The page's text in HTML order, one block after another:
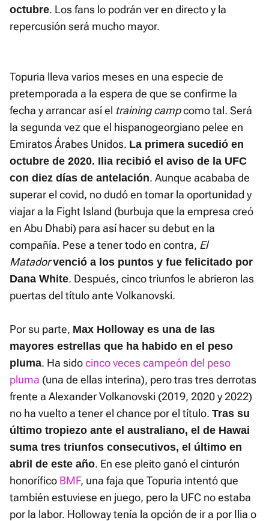
octubre. Los fans lo podrán ver en directo y la
repercusión será mucho mayor.
Topuria lleva varios meses en una especie de
pretemporada a la espera de que se confirme la
fecha y arrancar así el training campcomo tal. Será
la segunda vez que el hispanogeorgiano pelee en
Emiratos Árabes Unidos. La primera sucedió en
octubre de 2020. Ilia recibió el aviso de la UFC
con diez días de antelación. Aunque acababa de
superar el covid, no dudó en tomar la oportunidad y
viajar a la Fight Island (burbuja que la empresa creó
en Abu Dhabi) para así hacer su debut en la
compañía. Pese a tener todo en contra, El
Matador venció a los puntos y fue felicitado por
Dana White. Después, cinco triunfos le abrieron las
puertas del título ante Volkanovski.
Por su parte, Max Holloway es una de las
mayores estrellas que ha habido en el peso
pluma. Ha sidocinco veces campeón del peso
pluma (una de ellas interina), pero tras tres derrotas
frente a Alexander Volkanovski (2019, 2020 y 2022)
no ha vuelto a tener el chance por el título. Tras su
último tropiezo ante el australiano, el de Hawai
suma tres triunfos consecutivos, el último en
abril de este año. En ese pleito ganó el cinturón
honorífico BMF, una faja que Topuria intentó que
también estuviese en juego, pero la UFC no estaba
por la labor. Holloway tenía la opción de ir a por Ilia o